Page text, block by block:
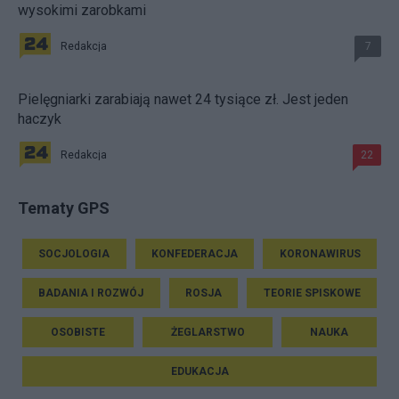
wysokimi zarobkami
Redakcja 7
Pielęgniarki zarabiają nawet 24 tysiące zł. Jest jeden
haczyk
Redakcja 22
Tematy GPS
SOCJOLOGIA KONFEDERACJA KORONAWIRUS
BADANIA I ROZWÓJ ROSJA TEORIE SPISKOWE
OSOBISTE ŻEGLARSTWO NAUKA
EDUKACJA